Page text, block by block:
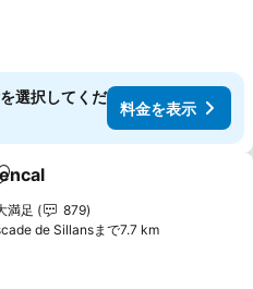
選択してくだ
料金を表示
気に入りに追加
のランク
満足
879
de Sillansまで7.7 km